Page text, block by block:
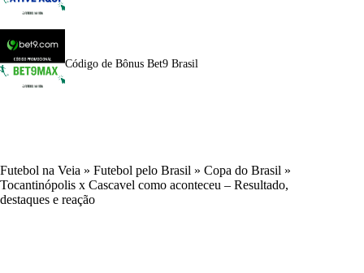
Código de Bônus Bet9 Brasil
Futebol na Veia » Futebol pelo Brasil » Copa do Brasil »
Tocantinópolis x Cascavel como aconteceu – Resultado,
destaques e reação